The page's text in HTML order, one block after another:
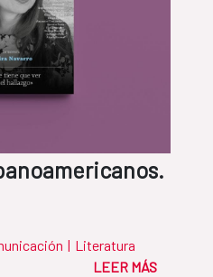
| Literatura
LEER MÁS